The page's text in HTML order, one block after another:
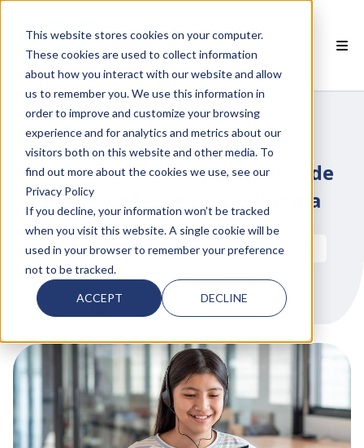
This website stores cookies on your computer.
These cookies are used to collect information
about how you interact with our website and allow
us to remember you. We use this information in
order to improve and customize your browsing
experience and for analytics and metrics about our
visitors both on this website and other media. To
find out more about the cookies we use, see our
Privacy Policy
If you decline, your information won’t be tracked
when you visit this website. A single cookie will be
used in your browser to remember your preference
not to be tracked.
ACCEPT DECLINE
ES
SMARTCLASS
QUÉ SMARTCLASS?
Ayuda a los estudiantes
multilingües, los profesores de
inglés como segundo idioma
TECNOLOGÍA PARA LA ENSEÑANZA DE IDIOMAS
ENSEÑANZA DE IDIOMAS DIGITAL
por Candy O. Vitaleel jun 19, 2024